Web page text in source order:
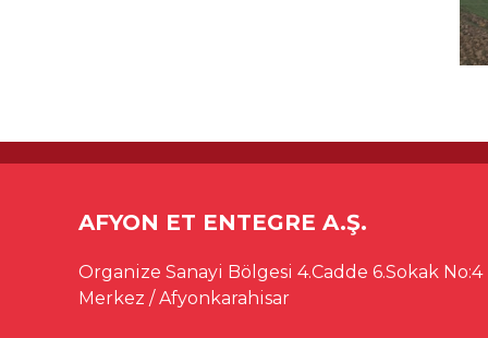
AFYON ET ENTEGRE A.Ş.
Organize Sanayi Bölgesi 4.Cadde 6.Sokak No:4
Merkez / Afyonkarahisar